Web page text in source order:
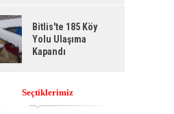
Bitlis'te 185 Köy
Yolu Ulaşıma
Kapandı
Seçtiklerimiz